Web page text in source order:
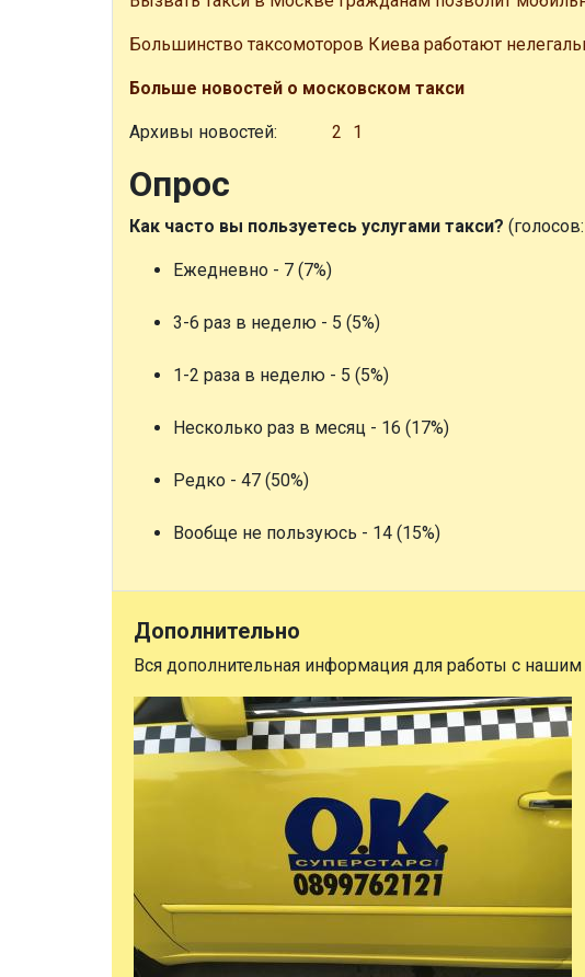
Большинство таксомоторов Киева работают
Больше новостей о московском такси
Архивы новостей: 2 1
Опрос
Как часто вы пользуетесь услугами такси?
Ежедневно - 7 (7%)
3-6 раз в неделю - 5 (5%)
1-2 раза в неделю - 5 (5%)
Несколько раз в месяц - 16 (17%)
Редко - 47 (50%)
Вообще не пользуюсь - 14 (15%)
Дополнительно
Вся дополнительная информация для работы с нашим